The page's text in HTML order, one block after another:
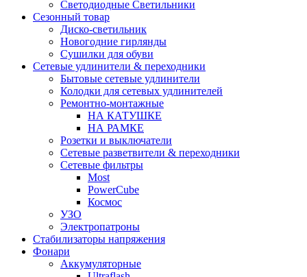
Светодиодные Светильники
Сезонный товар
Диско-светильник
Новогодние гирлянды
Сушилки для обуви
Сетевые удлинители & переходники
Бытовые сетевые удлинители
Колодки для сетевых удлинителей
Ремонтно-монтажные
НА КАТУШКЕ
НА РАМКЕ
Розетки и выключатели
Сетевые разветвители & переходники
Сетевые фильтры
Most
PowerCube
Космос
УЗО
Электропатроны
Стабилизаторы напряжения
Фонари
Аккумуляторные